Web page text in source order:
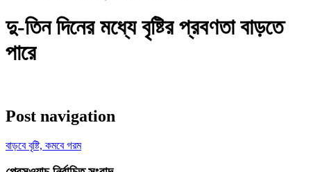
দু-তিন দিনের মধ্যে বৃষ্টির প্রবণতা বাড়তে
পারে
Post navigation
বাড়বে বৃষ্টি, কমবে গরম